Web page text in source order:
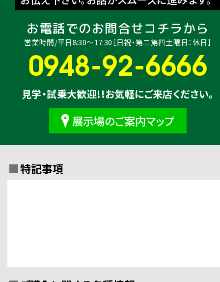
お電話でのお問合せコチラから
営業時間/平日8:30〜17:30［日祝・第二第四土曜日：休日］
0948-92-6666
見学・試乗大歓迎!!お気軽にご来店ください。
展示場のご案内マップ
特記事項